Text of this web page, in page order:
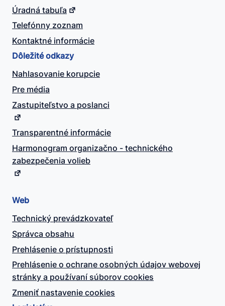
Úradná tabuľa
Telefónny zoznam
Kontaktné informácie
Dôležité odkazy
Nahlasovanie korupcie
Pre média
Zastupiteľstvo a poslanci
Transparentné informácie
Harmonogram organizačno - technického
zabezpečenia volieb
Web
Technický prevádzkovateľ
Správca obsahu
Prehlásenie o prístupnosti
Prehlásenie o ochrane osobných údajov webovej
stránky a používaní súborov cookies
Zmeniť nastavenie cookies